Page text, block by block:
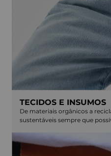
TECIDOS E INSUMOS
De materiais orgânicos a
sustentáveis sempre que